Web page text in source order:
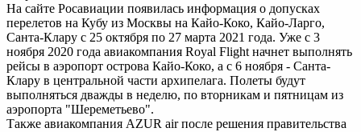
На сайте Росавиации появилась информация о допусках
перелетов на Кубу из Москвы на Кайо-Коко, Кайо-Ларго,
Санта-Клару с 25 октября по 27 марта 2021 года. Уже с 3
ноября 2020 года авиакомпания Royal Flight начнет выполнять
рейсы в аэропорт острова Кайо-Коко, а с 6 ноября - Санта-
Клару в центральной части архипелага. Полеты будут
выполняться дважды в неделю, по вторникам и пятницам из
аэропорта "Шереметьево".
Также авиакомпания AZUR air после решения правительства